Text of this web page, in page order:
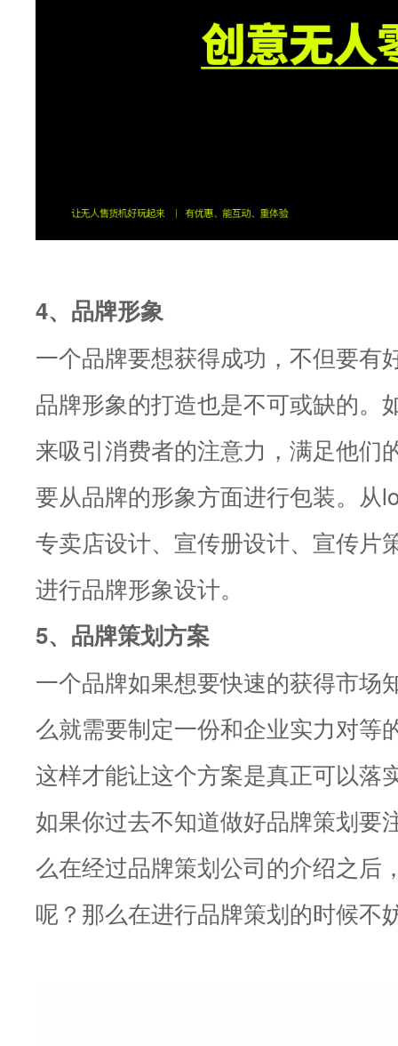
4、品牌形象
一个品牌要想获得成功，不但要有
品牌形象的打造也是不可或缺的。
来吸引消费者的注意力，满足他们
要从品牌的形象方面进行包装。从
专卖店设计、宣传册设计、宣传片
进行品牌形象设计。
5、品牌策划方案
一个品牌如果想要快速的获得市场
么就需要制定一份和企业实力对等
这样才能让这个方案是真正可以落
如果你过去不知道做好品牌策划要
么在经过品牌策划公司的介绍之后
呢？那么在进行品牌策划的时候不